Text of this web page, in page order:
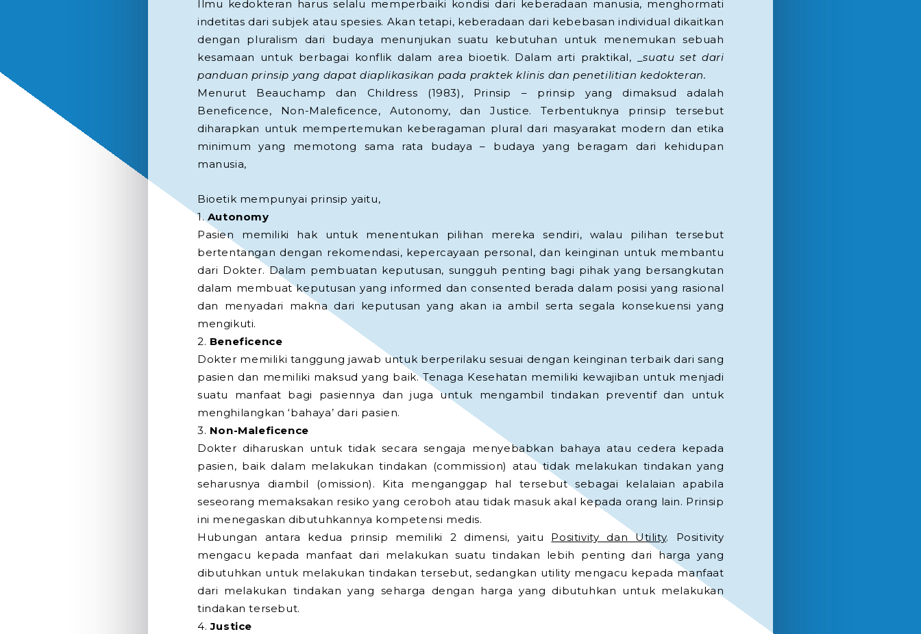
Ilmu kedokteran harus selalu memperbaiki kondisi dari keberadaan manusia, menghormati
indetitas dari subjek atau spesies. Akan tetapi, keberadaan dari kebebasan individual dikaitkan
dengan pluralism dari budaya menunjukan suatu kebutuhan untuk menemukan sebuah
kesamaan untuk berbagai konflik dalam area bioetik. Dalam arti praktikal, _suatu set dari
panduan prinsip yang dapat diaplikasikan pada praktek klinis dan penetilitian kedokteran.
Menurut Beauchamp dan Childress (1983), Prinsip – prinsip yang dimaksud adalah
Beneficence, Non-Maleficence, Autonomy, dan Justice. Terbentuknya prinsip tersebut
diharapkan untuk mempertemukan keberagaman plural dari masyarakat modern dan etika
minimum yang memotong sama rata budaya – budaya yang beragam dari kehidupan
manusia,
Bioetik mempunyai prinsip yaitu,
1. Autonomy
Pasien memiliki hak untuk menentukan pilihan mereka sendiri, walau pilihan tersebut
bertentangan dengan rekomendasi, kepercayaan personal, dan keinginan untuk membantu
dari Dokter. Dalam pembuatan keputusan, sungguh penting bagi pihak yang bersangkutan
dalam membuat keputusan yang informed dan consented berada dalam posisi yang rasional
dan menyadari makna dari keputusan yang akan ia ambil serta segala konsekuensi yang
mengikuti.
2. Beneficence
Dokter memiliki tanggung jawab untuk berperilaku sesuai dengan keinginan terbaik dari sang
pasien dan memiliki maksud yang baik. Tenaga Kesehatan memiliki kewajiban untuk menjadi
suatu manfaat bagi pasiennya dan juga untuk mengambil tindakan preventif dan untuk
menghilangkan ‘bahaya’ dari pasien.
3. Non-Maleficence
Dokter diharuskan untuk tidak secara sengaja menyebabkan bahaya atau cedera kepada
pasien, baik dalam melakukan tindakan (commission) atau tidak melakukan tindakan yang
seharusnya diambil (omission). Kita menganggap hal tersebut sebagai kelalaian apabila
seseorang memaksakan resiko yang ceroboh atau tidak masuk akal kepada orang lain. Prinsip
ini menegaskan dibutuhkannya kompetensi medis.
Hubungan antara kedua prinsip memiliki 2 dimensi, yaitu Positivity dan Utility. Positivity
mengacu kepada manfaat dari melakukan suatu tindakan lebih penting dari harga yang
dibutuhkan untuk melakukan tindakan tersebut, sedangkan utility mengacu kepada manfaat
dari melakukan tindakan yang seharga dengan harga yang dibutuhkan untuk melakukan
tindakan tersebut.
4.Justice